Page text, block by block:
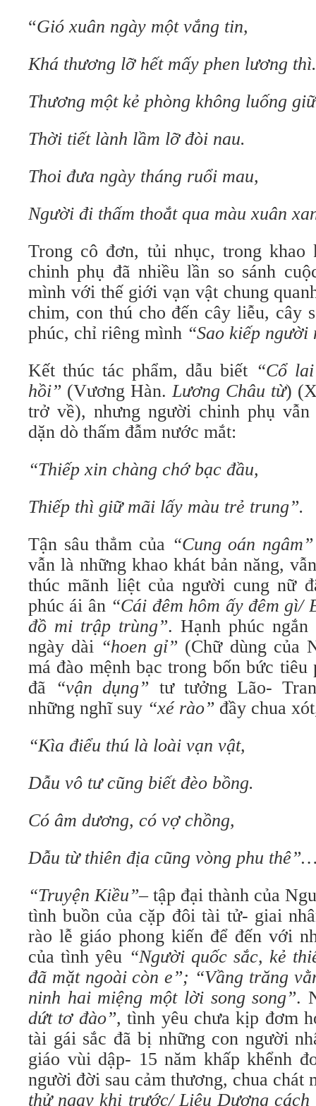
“Gió xuân ngày một vắng tin,
Khá thương lỡ hết mấy phen lương thì.
Thương một kẻ phòng không luống
Thời tiết lành lầm lỡ đòi nau.
Thoi đưa ngày tháng ruổi mau,
Người đi thấm thoắt qua màu xuân
Trong cô đơn, tủi nhục, trong khao
chinh phụ đã nhiều lần so sánh
mình với thế giới vạn vật chung
chim, con thú cho đến cây liễu, cây
phúc, chỉ riêng mình “Sao kiếp người
Kết thúc tác phẩm, dẫu biết “Cổ
hồi” (Vương Hàn.Lương Châu từ)
trở về), nhưng người chinh phụ
dặn dò thấm đẫm nước mắt:
“Thiếp xin chàng chớ bạc đầu,
Thiếp thì giữ mãi lấy màu trẻ trung”.
Tận sâu thẳm của “Cung oán ngâm”
vẫn là những khao khát bản năng,
thúc mãnh liệt của người cung nữ
phúc ái ân “Cái đêm hôm ấy đêm gì/
đồ mi trập trùng”. Hạnh phúc
ngày dài “hoen gỉ” (Chữ dùng của
má đào mệnh bạc trong bốn bức
đã “vận dụng” tư tưởng Lão-
những nghĩ suy “xé rào” đầy chua
“Kìa điểu thú là loài vạn vật,
Dẫu vô tư cũng biết đèo bồng.
Có âm dương, có vợ chồng,
Dẫu từ thiên địa cũng vòng phu
“Truyện Kiều”– tập đại thành của
tình buồn của cặp đôi tài tử- giai
rào lễ giáo phong kiến để đến với
của tình yêu “Người quốc sắc, kẻ
đã mặt ngoài còn e”; “Vầng trăng
ninh hai miệng một lời song song”.
dứt tơ đào”, tình yêu chưa kịp đơm
tài gái sắc đã bị những con người
giáo vùi dập- 15 năm khấp khểnh
người đời sau cảm thương, chua chát
thử ngay khi trước/ Liêu Dương